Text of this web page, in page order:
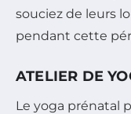
souciez de leurs
pendant cette
ATELIER DE
Le yoga prénatal